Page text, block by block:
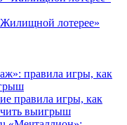
лотерее»
правила игры, как
правила игры, как
выигрыш